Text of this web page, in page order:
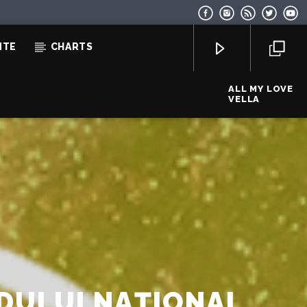
CHARTS
ALL MY LOVE
VELLA